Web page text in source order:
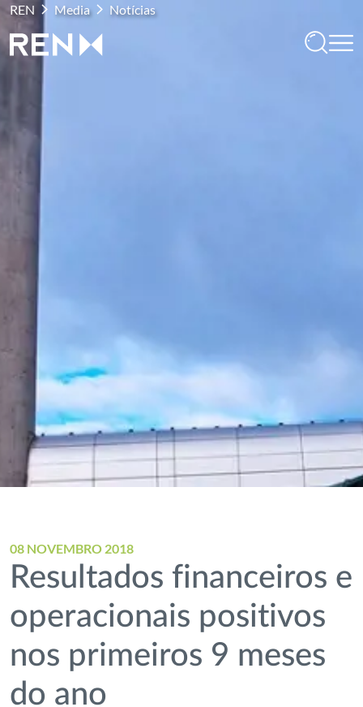
REN Media Notícias
08 NOVEMBRO 2018
Resultados financeiros e
operacionais positivos
nos primeiros 9 meses
do ano